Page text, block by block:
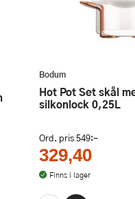
Bodum
Hot Pot Set skål med stativ och
silkonlock 0,25L
Ord. pris549:-
329,40
Finns i lager